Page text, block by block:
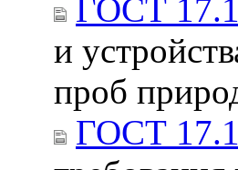
ГОСТ
и
проб
ГОСТ